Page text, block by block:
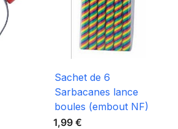
Sachet de 6
Sarbacanes lance
boules (embout NF)
1,99 €